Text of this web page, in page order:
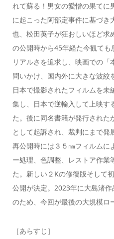
れて蘇る！男女の愛憎の果てに
に起こった阿部定事件に基づき
也、松田英子が狂おしいほど
の公開時から45年経た今観て
リアルさを追求し、映画での
問いかけ、国内外に大きな波紋
日本で撮影されたフィルムを
集し、日本で逆輸入して上映す
た。後に同名書籍が発行された
として起訴され、裁判にまで
再公開時には３５㎜フィルムに
ー処理、色調整、レストア作業
た。新しい２Kの修復版そして
公開が決定。2023年に大島渚
のため、今回が最後の大規模ロ
［あらすじ］